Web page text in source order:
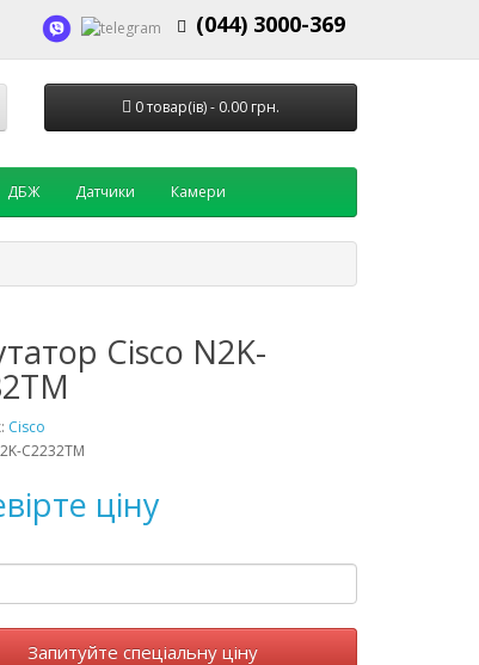
(044) 3000-369
0 товар(ів) - 0.00 грн.
ДБЖ Датчики Камери
Cisco N2K-
Cisco
C2232TM
ціну
Запитуйте спеціальну ціну